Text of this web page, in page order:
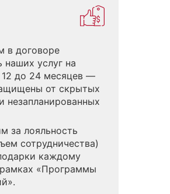
в договоре
наших услуг на
12 до 24 месяцев —
от скрытых
незапланированных
за лояльность
сотрудничества)
каждому
«Программы